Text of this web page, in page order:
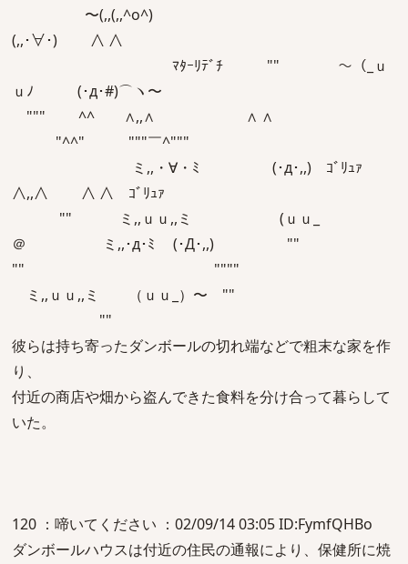
〜(,,(,,^o^)
(,,･∀･) ∧ ∧
ﾏﾀｰﾘﾃﾞﾁ "" 〜（_ｕ
ｕﾉ (･д･#)⌒ヽ〜
""" ^^ ∧,,∧ ∧ ∧
"^^" """￣^"""
ミ,,・∀・ﾐ (･д･,,) ｺﾞﾘｭｧ
∧,,∧ ∧ ∧ ｺﾞﾘｭｧ
"" ミ,,ｕｕ,,ミ (ｕｕ_
＠ ミ,,･д･ﾐ (･Д･,,) ""
"" """"
ミ,,ｕｕ,,ミ （ｕｕ_）〜 ""
""
彼らは持ち寄ったダンボールの切れ端などで粗末な家を作
り、
付近の商店や畑から盗んできた食料を分け合って暮らして
いた。
120 ：啼いてください ：02/09/14 03:05 ID:FymfQHBo
ダンボールハウスは付近の住民の通報により、保健所に焼